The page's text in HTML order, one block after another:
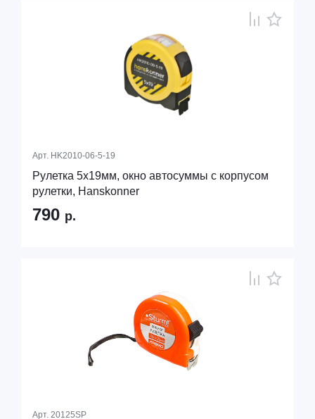
Арт. HK2010-06-5-19
Рулетка 5x19мм, окно автосуммы с корпусом
рулетки, Hanskonner
790 р.
Арт. 20125SP